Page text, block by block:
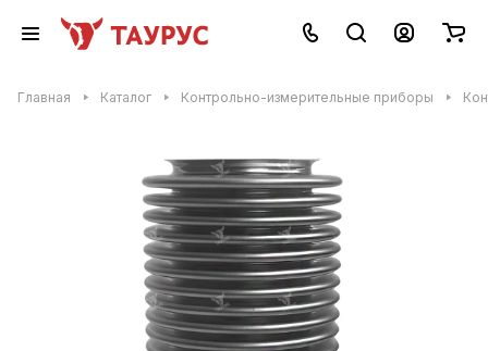
Главная Каталог Контрольно-измерительные приборы